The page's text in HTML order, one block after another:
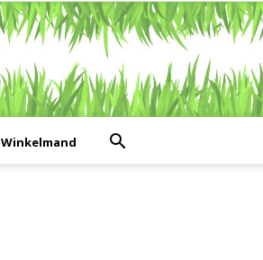
Winkelmand